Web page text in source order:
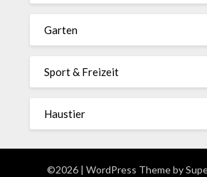
Garten
Sport & Freizeit
Haustier
©2026 | WordPress Theme by